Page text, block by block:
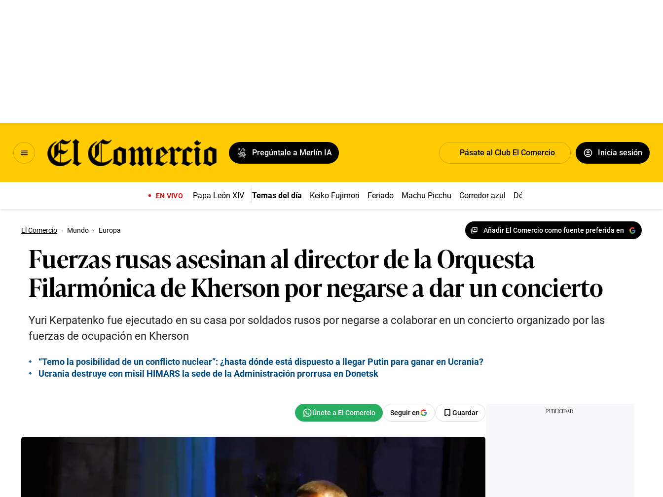
Pregúntale a Merlín IA Pásate al Club El Comercio Inicia sesión
EN VIVO Papa León XIV Temas del día Keiko Fujimori Feriado Machu Picchu Corredor azul Dólar
El Comercio · Mundo · Europa Añadir El Comercio como fuente preferida en
Fuerzas rusas asesinan al director de la Orquesta
Filarmónica de Kherson por negarse a dar un concierto
Yuri Kerpatenko fue ejecutado en su casa por soldados rusos por negarse a colaborar en un concierto organizado por las
fuerzas de ocupación en Kherson
“Temo la posibilidad de un conflicto nuclear”: ¿hasta dónde está dispuesto a llegar Putin para ganar en Ucrania?
Ucrania destruye con misil HIMARS la sede de la Administración prorrusa en Donetsk
Seguir en Guardar